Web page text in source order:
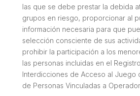
las que se debe prestar la debida
grupos en riesgo, proporcionar al
información necesaria para que
selección consciente de sus
prohibir la participación a los
las personas incluidas en el
Interdicciones de Acceso al Juego
de Personas Vinculadas a